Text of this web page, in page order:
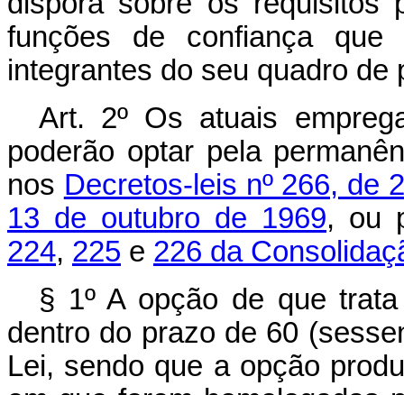
funções de confiança que
integrantes do seu quadro de
Art. 2º Os atuais
poderão optar pela
nos Decretos-leis nº 266, de
13 de outubro de 1969, ou
224, 225 e 226 da
§ 1º A opção de que
dentro do prazo de 60
Lei, sendo que a opção